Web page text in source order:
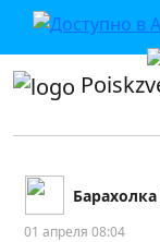
01 апреля 08:04